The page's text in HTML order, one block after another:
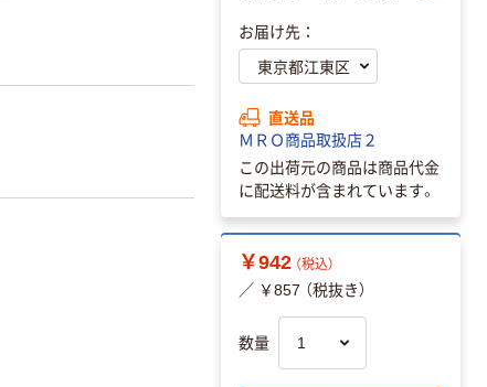
お届け先：
直送品
ＭＲＯ商品取扱店２
この出荷元の商品は商品代金
に配送料が含まれています。
￥942 （税込）
／ ￥857 （税抜き）
数量